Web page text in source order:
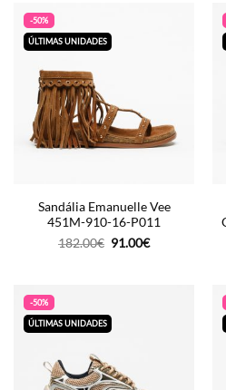
-50%
ÚLTIMAS UNIDADES
Sandália Emanuelle Vee
451M-910-16-P011
182.00€ O
91.00€O
-50%
ÚLTIMAS UNIDADES